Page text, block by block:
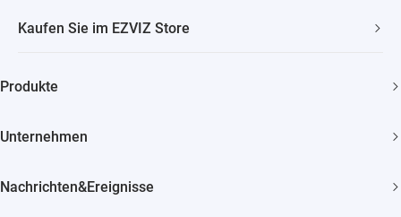
Kaufen Sie im EZVIZ Store
30 Tage Geld-zurück-Garantie
Produkte
Unternehmen
Nachrichten&Ereignisse